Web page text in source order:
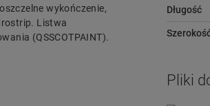
wykończenie,
Listwa
(QSSCOTPAINT).
Długość
Pliki